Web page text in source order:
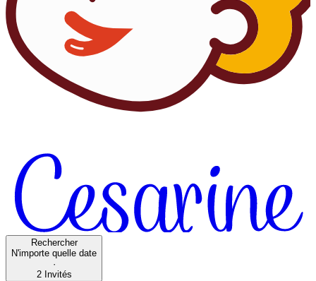
Rechercher
N'importe quelle date
·
2 Invités